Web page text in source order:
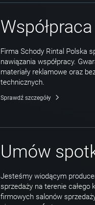
Firma Schody Rintal Polska
nawiązania współpracy.
materiały reklamowe oraz
technicznych.
Sprawdź szczegóły
Umów
Jesteśmy wiodącym
sprzedaży na terenie
firmowych salonów